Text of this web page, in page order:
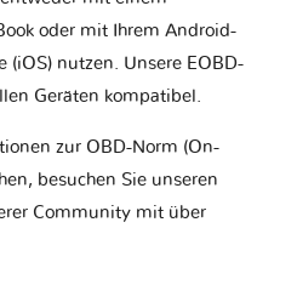
oder mit Ihrem Android-
(iOS) nutzen. Unsere EOBD-
Geräten kompatibel.
zur OBD-Norm (On-
besuchen Sie unseren
Community mit über